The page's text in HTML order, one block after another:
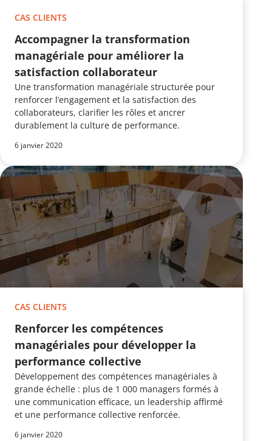
CAS CLIENTS
Accompagner la transformation
managériale pour améliorer la
satisfaction collaborateur
Une transformation managériale structurée pour
renforcer l’engagement et la satisfaction des
collaborateurs, clarifier les rôles et ancrer
durablement la culture de performance.
6 janvier 2020
CAS CLIENTS
Renforcer les compétences
managériales pour développer la
performance collective
Développement des compétences managériales à
grande échelle : plus de 1 000 managers formés à
une communication efficace, un leadership affirmé
et une performance collective renforcée.
6 janvier 2020